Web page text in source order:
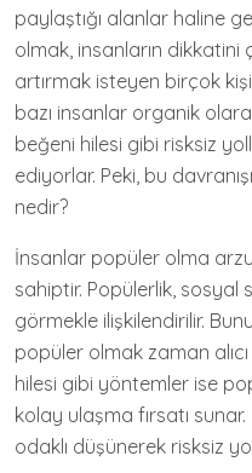
paylaştığı alanlar haline
olmak, insanların dikkatini
artırmak isteyen birçok
bazı insanlar organik
beğeni hilesi gibi risksiz
ediyorlar. Peki, bu
nedir?
İnsanlar popüler olma
sahiptir. Popülerlik, sosyal
görmekle ilişkilendirilir.
popüler olmak zaman
hilesi gibi yöntemler ise
kolay ulaşma fırsatı
odaklı düşünerek risksiz